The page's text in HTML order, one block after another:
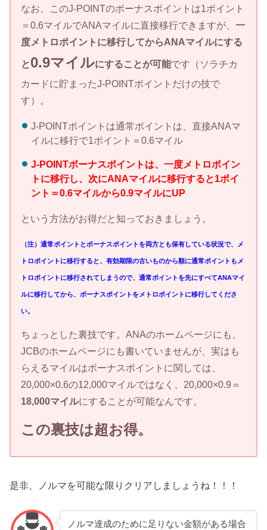
なお、このJ-POINTのボーナスポイントは1ポイント
＝0.6マイルでANAマイルに直接移行できますが、一
度メトロポイントに移行してからANAマイルにする
と0.9マイルにすることが可能です（ソラチカ
カードに貯まったJ-POINTポイントだけの技で
す）。
J-POINTポイントは通常ポイントは、直接ANAマ
イルに移行で1ポイント＝0.6マイル
J-POINTボーナスポイントは、一度メトロポイン
トに移行し、次にANAマイルに移行すると1ポイ
ント＝0.6マイルから0.9マイルにUP
という方法がお得だと知っておきましょう。
（注）通常ポイントとボーナスポイントを両方とも保有している状況で、メ
トロポイントに移行すると、有効期限の古いものから順に通常ポイントもメ
トロポイントに移行されてしまうので、通常ポイントを先にすべてANAマイ
ルに移行してから、ボーナスポイントをメトロポイントに移行してくださ
い。
ちょっとした裏技です。ANAのホームページにも、
JCBのホームページにも書いていませんが、実はも
らえるマイルはボーナスポイントに関しては、
20,000×0.6の12,000マイルではなく、20,000×0.9＝
18,000マイルにすることが可能なんです。
この裏技は超お得。
是非、ノルマを可能な限りクリアしましょうね！！！
ノルマ達成のために足りない金額がある場合